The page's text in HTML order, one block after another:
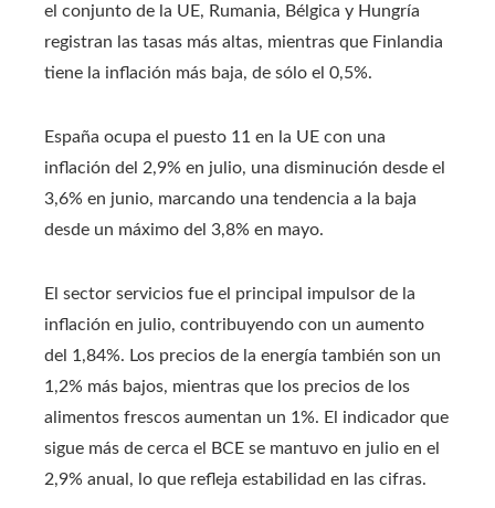
el conjunto de la UE, Rumania, Bélgica y Hungría
registran las tasas más altas, mientras que Finlandia
tiene la inflación más baja, de sólo el 0,5%.
España ocupa el puesto 11 en la UE con una
inflación del 2,9% en julio, una disminución desde el
3,6% en junio, marcando una tendencia a la baja
desde un máximo del 3,8% en mayo.
El sector servicios fue el principal impulsor de la
inflación en julio, contribuyendo con un aumento
del 1,84%. Los precios de la energía también son un
1,2% más bajos, mientras que los precios de los
alimentos frescos aumentan un 1%. El indicador que
sigue más de cerca el BCE se mantuvo en julio en el
2,9% anual, lo que refleja estabilidad en las cifras.